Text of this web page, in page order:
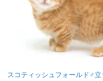
スコティッシュフォールド♂